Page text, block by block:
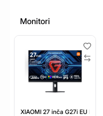
Monitori
XIAOMI 27 inča G27i EU